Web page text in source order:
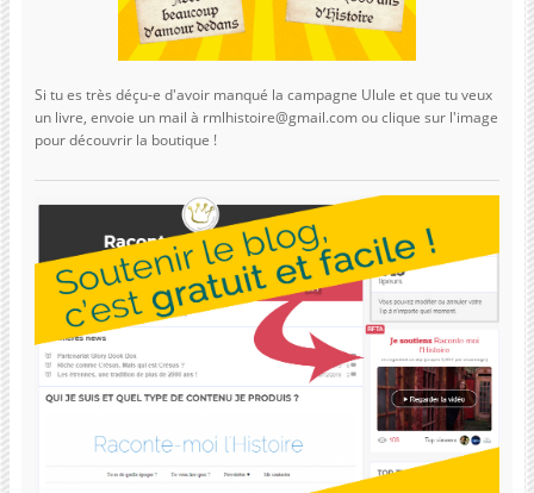
Si tu es très déçu-e d'avoir manqué la campagne Ulule et que tu veux
un livre, envoie un mail à rmlhistoire@gmail.com ou clique sur l'image
pour découvrir la boutique !